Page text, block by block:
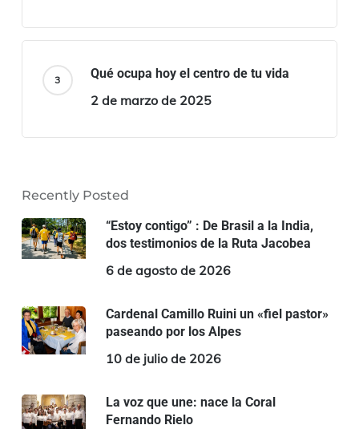
Qué ocupa hoy el centro de tu vida
2 de marzo de 2025
Recently Posted
“Estoy contigo” : De Brasil a la India,
dos testimonios de la Ruta Jacobea
6 de agosto de 2026
Cardenal Camillo Ruini un «fiel pastor»
paseando por los Alpes
10 de julio de 2026
La voz que une: nace la Coral
Fernando Rielo